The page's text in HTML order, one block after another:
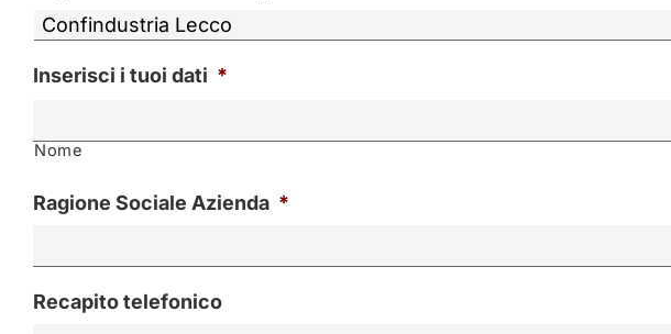
Inserisci i tuoi dati *
Nome
Ragione Sociale Azienda *
Recapito telefonico